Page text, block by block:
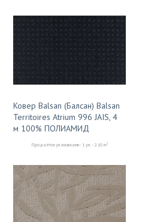
Ковер Balsan (Балсан) Balsan
Territoires Atrium 996 JAIS, 4
м 100% ПОЛИАМИД
Продаётся упаковками: 1 уп. - 2.19 м2